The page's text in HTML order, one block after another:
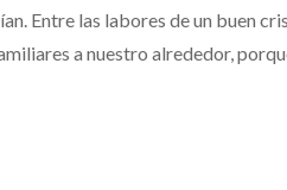
Entre las labores de un buen
a nuestro alrededor,